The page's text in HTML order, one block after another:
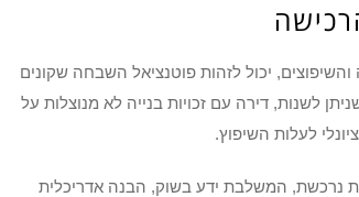
יכול לזהות פוטנציאל השבחה שקונים
לשנות, דירה עם זכויות בנייה לא מנוצלות על
לעלות השיפוץ.
נרכשת, המשלבת ידע בשוק, הבנה אדריכלית